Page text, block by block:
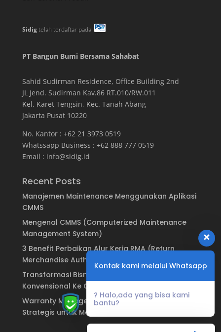
Sidigtelah terdaftar pada:
PT Bangun Bumi Bersama Sahabat
Sahid Sudirman Residence, Office Building 2nd
JL Jend. Sudirman Kav.86 RT.010/RW.011
Kel. Karet Tengsin, Kec. Tanah Abang
Jakarta Pusat 10220
No. Kantor : +62 21 3973 0519
Whatssapp Business : +62 888 777 0519
Email : info@sidig.id
Recent Posts
Manajemen Maintenance Menggunakan Aplikasi
CMMS
Mengenal CMMS (Computerized Maintenance
Management System)
3 Benefit Perbaikan Alur Kerja RMA (Return
Merchandise Authorization)
Transformasi Bisnis: Dari Sistem Garansi
Konvensional Ke Garansi Digital
Warranty Management System: Keuntungan
Strategis untuk Manufaktur & Brand
Kontak kami melalui Whatsapp
? Halo,ada yang bisa kami
bantu?